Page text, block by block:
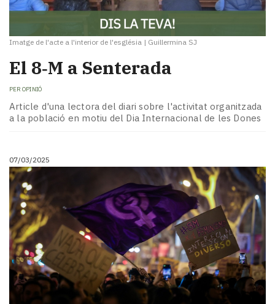
Imatge de l'acte a l'interior de l'església | Guillermina SJ
El 8‑M a Senterada
PER OPINIÓ
Article d'una lectora del diari sobre l'activitat organitzada
a la població en motiu del Dia Internacional de les Dones
07/03/2025